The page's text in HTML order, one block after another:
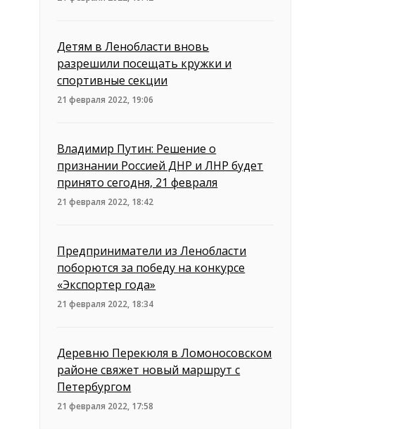
Детям в Ленобласти вновь
разрешили посещать кружки и
спортивные секции
21 февраля 2022, 19:06
Владимир Путин: Решение о
признании Россией ДНР и ЛНР будет
принято сегодня, 21 февраля
21 февраля 2022, 18:42
Предприниматели из Ленобласти
поборются за победу на конкурсе
«Экспортер года»
21 февраля 2022, 18:34
Деревню Перекюля в Ломоносовском
районе свяжет новый маршрут с
Петербургом
21 февраля 2022, 17:58